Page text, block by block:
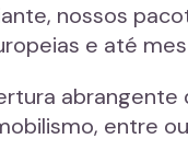
nossos
e até
abrangente
entre